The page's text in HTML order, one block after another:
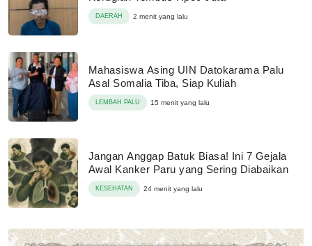
DAERAH 2 menit yang lalu
Mahasiswa Asing UIN Datokarama Palu
Asal Somalia Tiba, Siap Kuliah
LEMBAH PALU 15 menit yang lalu
Jangan Anggap Batuk Biasa! Ini 7 Gejala
Awal Kanker Paru yang Sering Diabaikan
KESEHATAN 24 menit yang lalu